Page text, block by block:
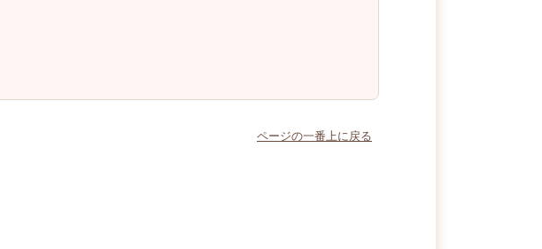
ページの一番上に戻る